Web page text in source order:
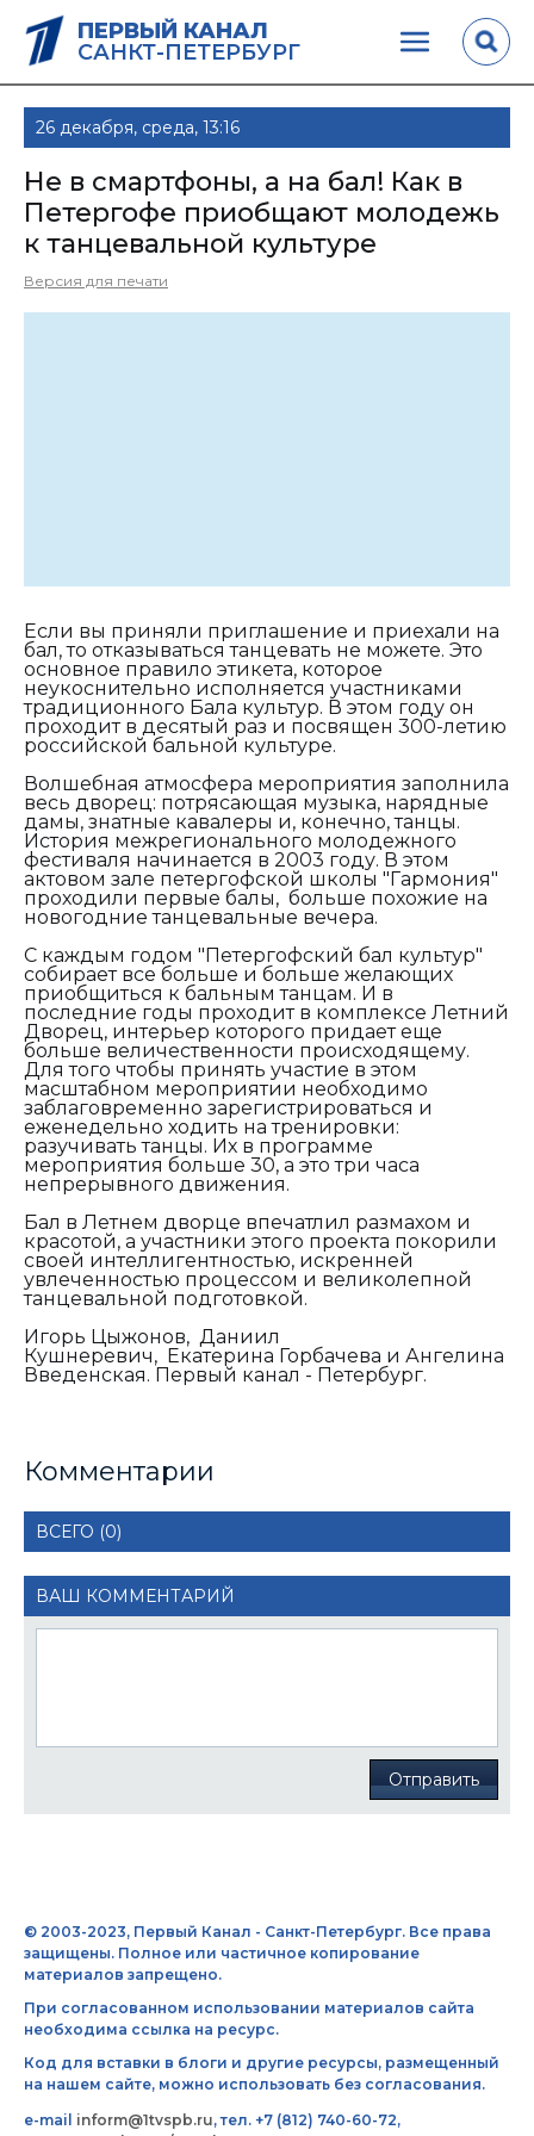
ПЕРВЫЙ КАНАЛ
САНКТ-ПЕТЕРБУРГ
26 декабря, среда, 13:16
Не в смартфоны, а на бал! Как в
Петергофе приобщают молодежь
к танцевальной культуре
Версия для печати
Если вы приняли приглашение и приехали на
бал, то отказываться танцевать не можете. Это
основное правило этикета, которое
неукоснительно исполняется участниками
традиционного Бала культур. В этом году он
проходит в десятый раз и посвящен 300-летию
российской бальной культуре.
Волшебная атмосфера мероприятия заполнила
весь дворец: потрясающая музыка, нарядные
дамы, знатные кавалеры и, конечно, танцы.
История межрегионального молодежного
фестиваля начинается в 2003 году. В этом
актовом зале петергофской школы "Гармония"
проходили первые балы, больше похожие на
новогодние танцевальные вечера.
С каждым годом "Петергофский бал культур"
собирает все больше и больше желающих
приобщиться к бальным танцам. И в
последние годы проходит в комплексе Летний
Дворец, интерьер которого придает еще
больше величественности происходящему.
Для того чтобы принять участие в этом
масштабном мероприятии необходимо
заблаговременно зарегистрироваться и
еженедельно ходить на тренировки:
разучивать танцы. Их в программе
мероприятия больше 30, а это три часа
непрерывного движения.
Бал в Летнем дворце впечатлил размахом и
красотой, а участники этого проекта покорили
своей интеллигентностью, искренней
увлеченностью процессом и великолепной
танцевальной подготовкой.
Игорь Цыжонов, Даниил
Кушнеревич, Екатерина Горбачева и Ангелина
Введенская. Первый канал - Петербург.
Комментарии
ВСЕГО (0)
ВАШ КОММЕНТАРИЙ
Отправить
© 2003-2023, Первый Канал - Санкт-Петербург. Все права
защищены. Полное или частичное копирование
материалов запрещено.
При согласованном использовании материалов сайта
необходима ссылка на ресурс.
Код для вставки в блоги и другие ресурсы, размещенный
на нашем сайте, можно использовать без согласования.
e-mail inform@1tvspb.ru, тел. +7 (812) 740-60-72,